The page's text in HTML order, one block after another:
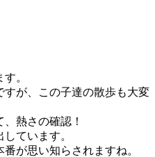
。
が、この子達の散歩も大変
熱さの確認！
ています。
が思い知らされますね。